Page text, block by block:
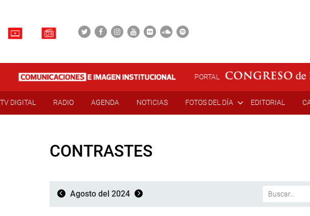
PORTAL
TV DIGITAL RADIO AGENDA NOTICIAS FOTOS DEL DÍA EDITORIAL
CONTRASTES
Agosto del 2024